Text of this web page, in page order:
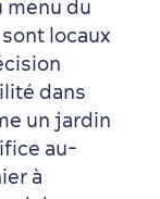
menu du
locaux
dans
un jardin
au-
à